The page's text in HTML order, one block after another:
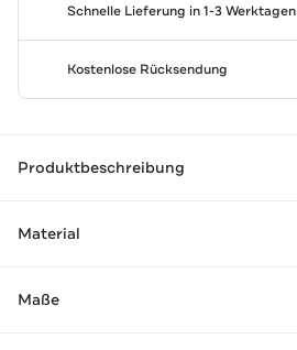
Schnelle Lieferung in 1-3 Werktagen
Kostenlose Rücksendung
Produktbeschreibung
Material
Maße